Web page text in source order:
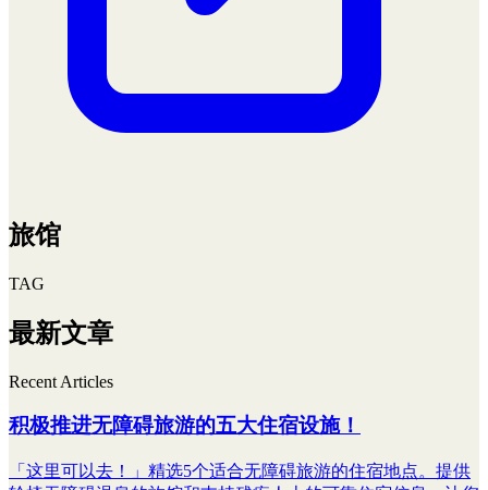
旅馆
TAG
最新文章
Recent Articles
积极推进无障碍旅游的五大住宿设施！
「这里可以去！」精选5个适合无障碍旅游的住宿地点。提供